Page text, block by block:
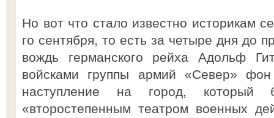
Но вот что стало известно историкам
го сентября, то есть за четыре дня до
вождь германского рейха Адольф
войсками группы армий «Север» фон
наступление на город, который
«второстепенным театром военных